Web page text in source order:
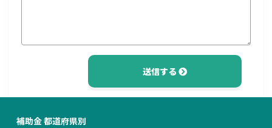
送信する
補助金 都道府県別